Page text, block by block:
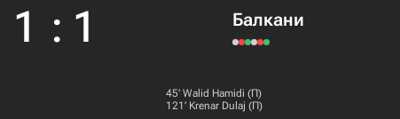
1 : 1 Балкани
45‎’‎ Walid Hamidi (П)
121‎’‎ Krenar Dulaj (П)